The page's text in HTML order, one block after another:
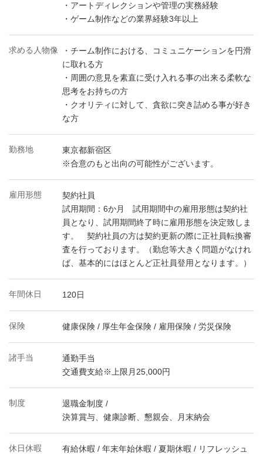
・アートディレクションや管理の実務経験
・ゲーム制作などの業界経験3年以上
求める人物像
・チーム制作における、コミュニケーションを円滑
に取れる方
・周囲の意見を素直に受け入れる事の出来る柔軟な
思考をお持ちの方
・クオリティに対して、貪欲に突き詰める事が好き
な方
勤務地
東京都新宿区
※合意のもと出向の可能性がございます。
雇用形態
契約社員
試用期間：6か月 試用期間中の雇用形態は契約社
員となり、試用期間終了時に雇用形態を決定致しま
す。 契約社員の方は契約更新の際に正社員転換審
査を行っております。（勤怠等大きく問題がなけれ
ば、基本的にはほとんど正社員登用となります。）
年間休日 120日
保険 健康保険 / 厚生年金保険 / 雇用保険 / 労災保険
諸手当
通勤手当
交通費支給※上限月25,000円
制度
退職金制度 /
決算賞与、健康診断、懇親会、月末納会
休日休暇
有給休暇 / 年末年始休暇 / 夏期休暇 / リフレッシュ